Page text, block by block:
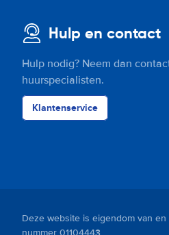
Industriveien
Toon op kaart
Hulp en contact
Hulp nodig? Neem dan
huurspecialisten.
Klantenservice
Deze website is eigendom van
nummer 01104443